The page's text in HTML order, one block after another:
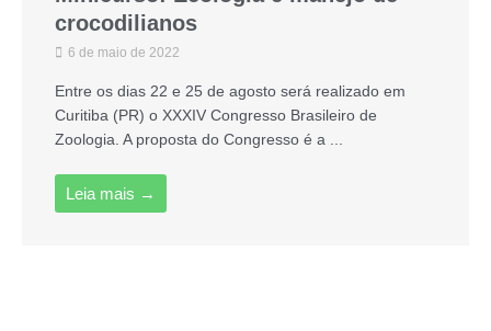
crocodilianos
6 de maio de 2022
Entre os dias 22 e 25 de agosto será realizado em
Curitiba (PR) o XXXIV Congresso Brasileiro de
Zoologia. A proposta do Congresso é a ...
Leia mais →